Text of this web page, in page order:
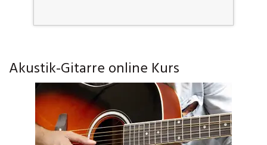
Akustik-Gitarre online Kurs